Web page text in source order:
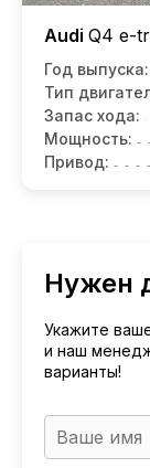
Audi Q4 e-
Год выпуска:
Тип
Запас хода:
Мощность:
Привод:
Нужен
Укажите
и наш
варианты!